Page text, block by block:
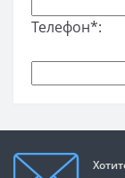
Телефон*: